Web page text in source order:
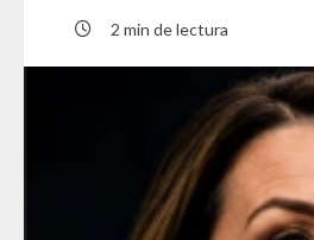
2 min de lectura